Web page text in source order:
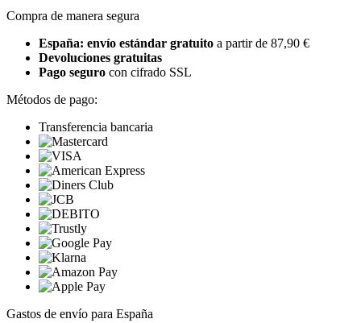
Compra de manera segura
España: envío estándar gratuito a partir de 87,90 €
Devoluciones gratuitas
Pago seguro con cifrado SSL
Métodos de pago:
Transferencia bancaria
Gastos de envío para España